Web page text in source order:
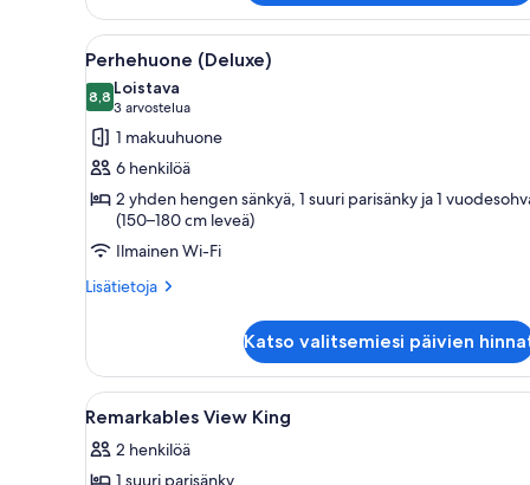
huone
(kaksi
sänkyä)
(Alpine
View)
Avaa
kaikki
huonetyypin
Perhehuone
(Deluxe)
kuvat
Hotellihuone, jossa on
9
Perhehuone (Deluxe)
8,88,8 kautta 10
Loistava
3 arvostelua
(3
arvostelua)
1 makuuhuone
6 henkilöä
2 yhden hengen sänkyä, 1 suuri parisänky ja 1
(150–180 cm leveä)
Ilmainen Wi-Fi
Lisätietoja
Lisätietoja
Katso valitsemiesi päivien
Avaa
kaikki
huonetyypin
Hotellihuone, jossa on
4
Remarkables View King
2 henkilöä
1 suuri parisänky